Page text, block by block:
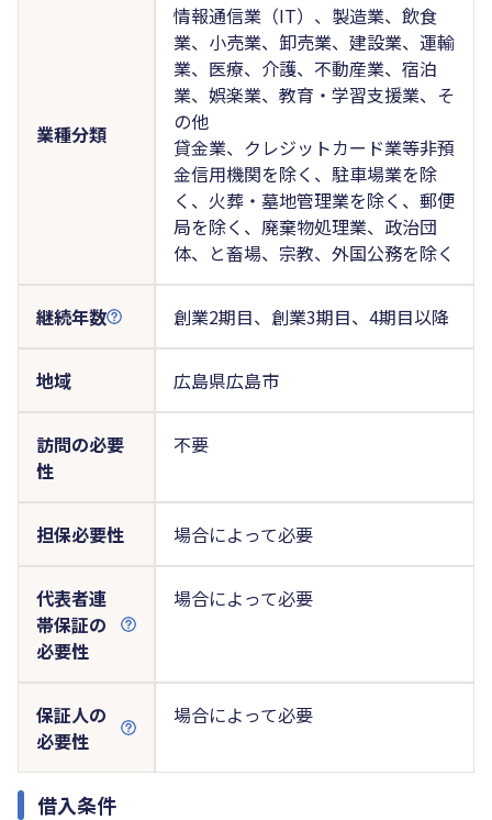
業種分類
情報通信業（IT）、製造業、飲食
業、小売業、卸売業、建設業、運輸
業、医療、介護、不動産業、宿泊
業、娯楽業、教育・学習支援業、そ
の他
貸金業、クレジットカード業等非預
金信用機関を除く、駐車場業を除
く、火葬・墓地管理業を除く、郵便
局を除く、廃棄物処理業、政治団
体、と畜場、宗教、外国公務を除く
継続年数 創業2期目、創業3期目、4期目以降
地域 広島県広島市
訪問の必要
性
不要
担保必要性 場合によって必要
代表者連
帯保証の
必要性
場合によって必要
保証人の
必要性
場合によって必要
借入条件